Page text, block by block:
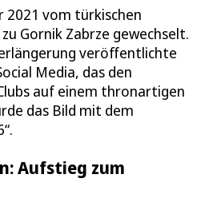
2021 vom türkischen
Gornik Zabrze gewechselt.
veröffentlichte
Media, das den
auf einem thronartigen
das Bild mit dem
Aufstieg zum